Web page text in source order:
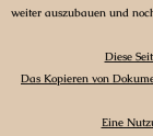
weiter auszubauen und
Diese
Das Kopieren von
Eine